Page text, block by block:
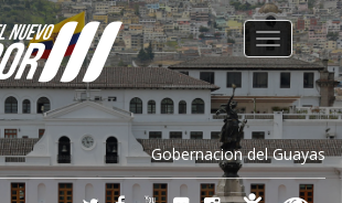
Gobernacion del Guayas
Toggle
navigation